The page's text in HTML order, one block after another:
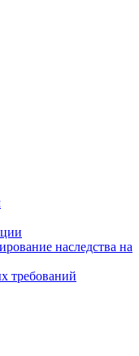
наследства на
требований